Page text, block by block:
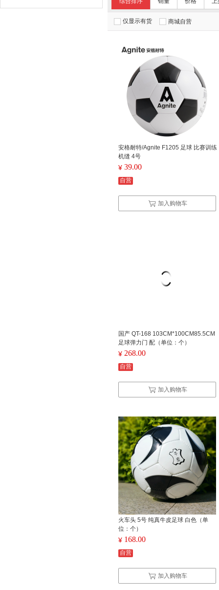
仅显示有货 商城自营
安格耐特/Agnite F1205 足球 比赛训练
机缝 4号
¥ 39.00
自营
加入购物车
国产 QT-168 103CM*100CM85.5CM
足球弹力门 配（单位：个）
¥ 268.00
自营
加入购物车
火车头 5号 纯真牛皮足球 白色（单
位：个）
¥ 168.00
自营
加入购物车